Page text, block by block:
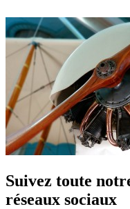
Suivez toute
réseaux sociaux